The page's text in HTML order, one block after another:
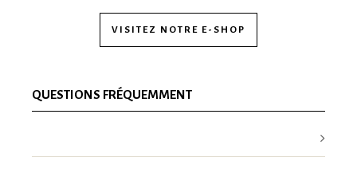
VISITEZ NOTRE E-SHOP
QUESTIONS FRÉQUEMMENT